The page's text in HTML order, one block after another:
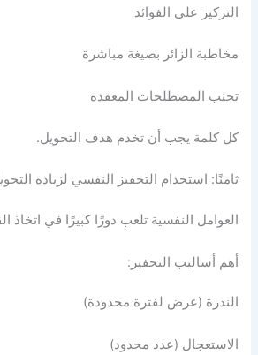
التركيز على الفوائد
مخاطبة الزائر بصيغة مباشرة
تجنب المصطلحات المعقدة
كل كلمة يجب أن تخدم هدف التحويل.
ثامنًا: استخدام التحفيز النفسي لزيادة
العوامل النفسية تلعب دورًا كبيرًا في اتخاذ
أهم أساليب التحفيز:
الندرة (عرض لفترة محدودة)
الاستعجال (عدد محدود)